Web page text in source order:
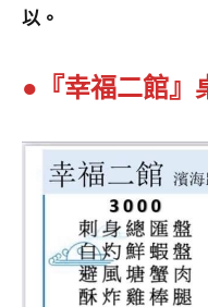
以。
●『幸福二館』